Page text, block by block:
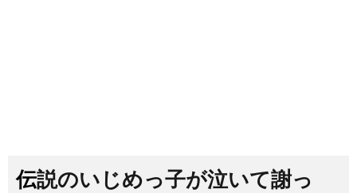
伝説のいじめっ子が泣いて謝っ